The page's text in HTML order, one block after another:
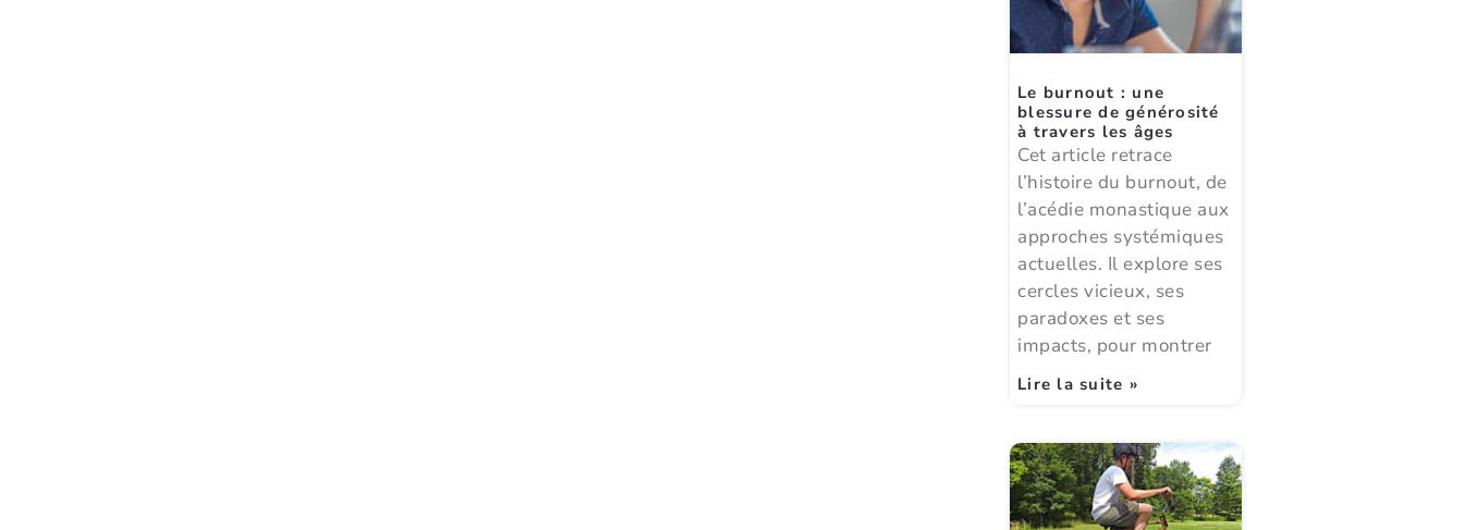
Le burnout : une
blessure de générosité
à travers les âges
Cet article retrace
l’histoire du burnout, de
l’acédie monastique aux
approches systémiques
actuelles. Il explore ses
cercles vicieux, ses
paradoxes et ses
impacts, pour montrer
Lire la suite »